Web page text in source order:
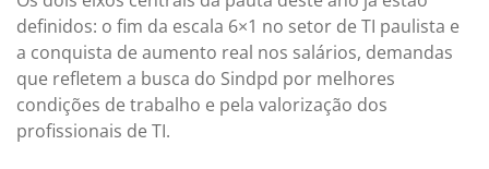
definidos: o fim da escala 6×1 no setor de TI paulista e
a conquista de aumento real nos salários, demandas
que refletem a busca do Sindpd por melhores
condições de trabalho e pela valorização dos
profissionais de TI.